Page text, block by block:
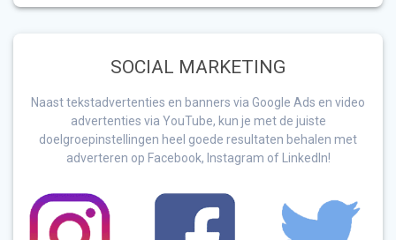
SOCIAL MARKETING
Naast tekstadvertenties en banners via Google Ads en video
advertenties via YouTube, kun je met de juiste
doelgroepinstellingen heel goede resultaten behalen met
adverteren op Facebook, Instagram of LinkedIn!